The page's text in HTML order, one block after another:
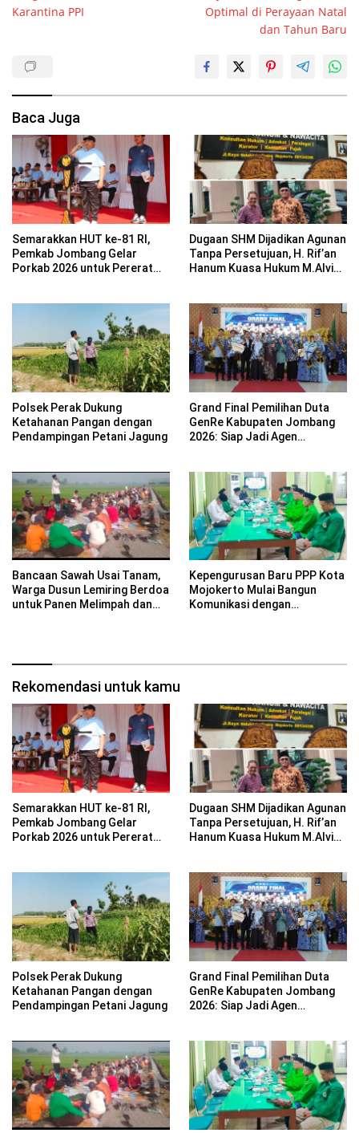
Karantina PPI
Optimal di Perayaan Natal
dan Tahun Baru
Baca Juga
Semarakkan HUT ke-81 RI,
Pemkab Jombang Gelar
Porkab 2026 untuk Pererat
Dugaan SHM Dijadikan Agunan
Tanpa Persetujuan, H. Rif’an
Hanum Kuasa Hukum M.Alvin
Polsek Perak Dukung
Ketahanan Pangan dengan
Pendampingan Petani Jagung
Grand Final Pemilihan Duta
GenRe Kabupaten Jombang
2026: Siap Jadi Agen
Bancaan Sawah Usai Tanam,
Warga Dusun Lemiring Berdoa
untuk Panen Melimpah dan
Kepengurusan Baru PPP Kota
Mojokerto Mulai Bangun
Komunikasi dengan
Rekomendasi untuk kamu
Semarakkan HUT ke-81 RI,
Pemkab Jombang Gelar
Porkab 2026 untuk Pererat
Dugaan SHM Dijadikan Agunan
Tanpa Persetujuan, H. Rif’an
Hanum Kuasa Hukum M.Alvin
Polsek Perak Dukung
Ketahanan Pangan dengan
Pendampingan Petani Jagung
Grand Final Pemilihan Duta
GenRe Kabupaten Jombang
2026: Siap Jadi Agen